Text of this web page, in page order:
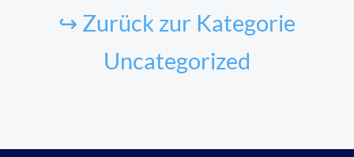
↪ Zurück zur Kategorie
Uncategorized